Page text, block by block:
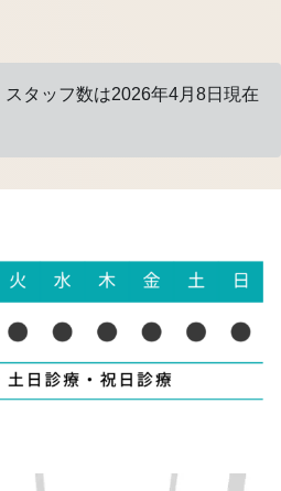
タッフ数は2026年4月8日現在